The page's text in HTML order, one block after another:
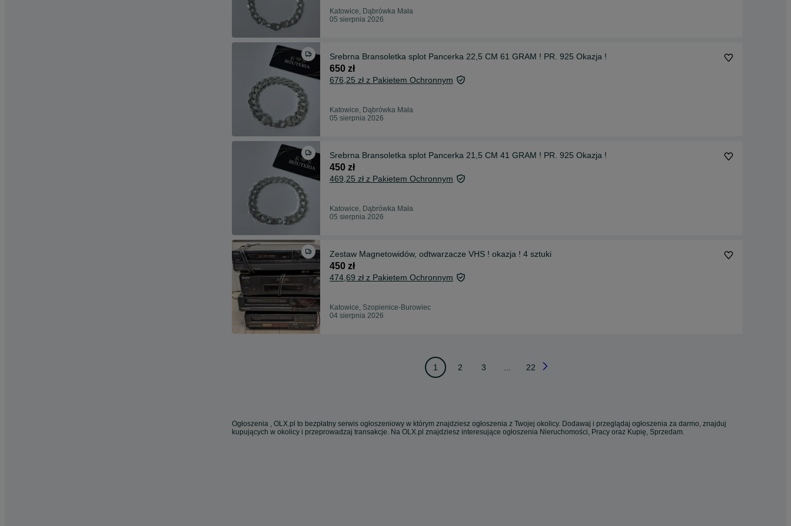
Katowice, Dąbrówka Mała
05 sierpnia 2026
Srebrna Bransoletka splot Pancerka 22,5 CM 61 GRAM ! PR. 925 Okazja !
650 zł
676,25 zł z Pakietem Ochronnym
Katowice, Dąbrówka Mała
05 sierpnia 2026
Srebrna Bransoletka splot Pancerka 21,5 CM 41 GRAM ! PR. 925 Okazja !
450 zł
469,25 zł z Pakietem Ochronnym
Katowice, Dąbrówka Mała
05 sierpnia 2026
Zestaw Magnetowidów, odtwarzacze VHS ! okazja ! 4 sztuki
450 zł
474,69 zł z Pakietem Ochronnym
Katowice, Szopienice-Burowiec
04 sierpnia 2026
1 2 3 22
Ogłoszenia , OLX.pl to bezpłatny serwis ogłoszeniowy w którym znajdziesz ogłoszenia z Twojej okolicy. Dodawaj i przeglądaj ogłoszenia za darmo, znajduj
kupujących w okolicy i przeprowadzaj transakcje. Na OLX.pl znajdziesz interesujące ogłoszenia Nieruchomości, Pracy oraz Kupię, Sprzedam.